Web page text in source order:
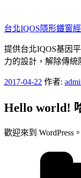
至
主
要
內
台北IQOS隱形鐵窗
提供台北IQOS基因
力的設計，解除傳
發
於
2017-04-22 作者:
Hello world!
歡迎來到